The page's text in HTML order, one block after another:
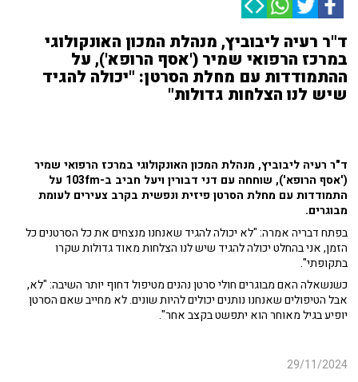
ד"ר רעיה ליבוביץ, מנהלת המכון האונקולוגי
במרכז הרפואי שמיר ('אסף הרופא'), על
ההתמודדות עם מחלת הסרטן: "יכולה להגיד
שיש לנו הצלחות גדולות"
ד"ר רעיה ליבוביץ, מנהלת המכון האונקולוגי במרכז הרפואי שמיר
('אסף הרופא'),
שוחחה עם דני דבורין ויעל חביב ב-103fm על
התמודדות עם מחלת הסרטן פיזית ונפשית בקרב צעירים לעומת
מבוגרים.
בפתח דבריה אמרה: "לא יכולה להגיד שאנחנו מנצחים את כל הסרטנים כל
הזמן, אני בהחלט יכולה להגיד שיש לנו הצלחות מאוד גדולות שקרו
בתקופתי".
כשנשאלה האם מבוגרים חולי סרטן נהנים מטיפול דחוף יותר השיבה: "לא,
אבל הטיפולים שאנחנו נותנים יכולים להיות שונים. לא מחייב שאם הסרטן
יופיע בגיל מאוחר הוא יתפשט בקצב אחר".
29/11/2024